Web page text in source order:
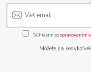
Súhlasím sospracovaním
Môžete sa